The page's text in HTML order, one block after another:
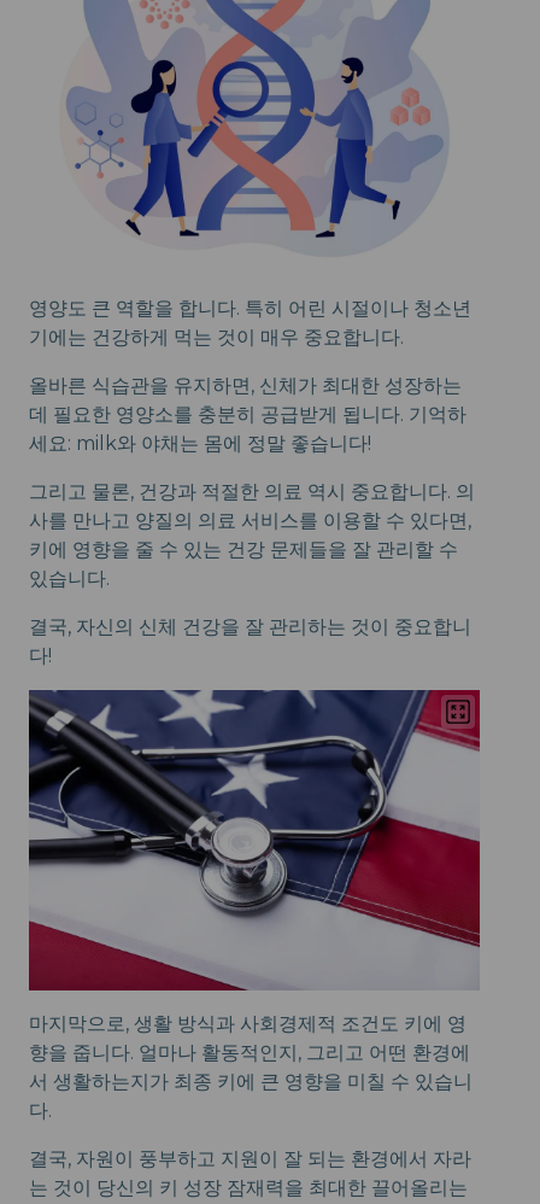
영양도 큰 역할을 합니다. 특히 어린 시절이나 청소년
기에는 건강하게 먹는 것이 매우 중요합니다.
올바른 식습관을 유지하면, 신체가 최대한 성장하는
데 필요한 영양소를 충분히 공급받게 됩니다. 기억하
세요: milk와 야채는 몸에 정말 좋습니다!
그리고 물론, 건강과 적절한 의료 역시 중요합니다. 의
사를 만나고 양질의 의료 서비스를 이용할 수 있다면,
키에 영향을 줄 수 있는 건강 문제들을 잘 관리할 수
있습니다.
결국, 자신의 신체 건강을 잘 관리하는 것이 중요합니
다!
마지막으로, 생활 방식과 사회경제적 조건도 키에 영
향을 줍니다. 얼마나 활동적인지, 그리고 어떤 환경에
서 생활하는지가 최종 키에 큰 영향을 미칠 수 있습니
다.
결국, 자원이 풍부하고 지원이 잘 되는 환경에서 자라
는 것이 당신의 키 성장 잠재력을 최대한 끌어올리는